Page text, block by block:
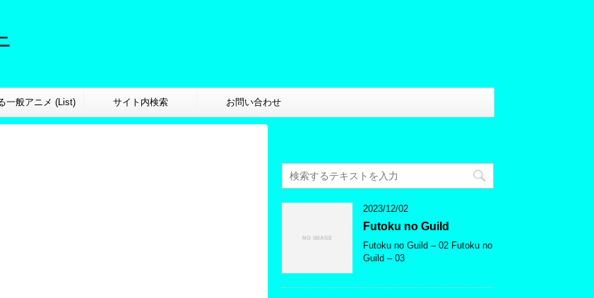
一般アニメ (List) サイト内検索 お問い合わせ
2023/12/02
Futoku no Guild
Futoku no Guild – 02 Futoku no
Guild – 03